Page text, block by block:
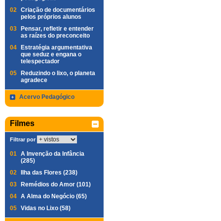
02 Criação de documentários
pelos próprios alunos
03
Pensar, refletir e entender
as raízes do preconceito
04
Estratégia argumentativa
que seduz e engana o
telespectador
05
Reduzindo o lixo, o planeta
agradece
Acervo Pedagógico
Filmes
Filtrar por
01 A Invenção da Infância
(285)
02
Ilha das Flores (238)
03
Remédios do Amor (101)
04 A Alma do Negócio (65)
05 Vidas no Lixo (58)